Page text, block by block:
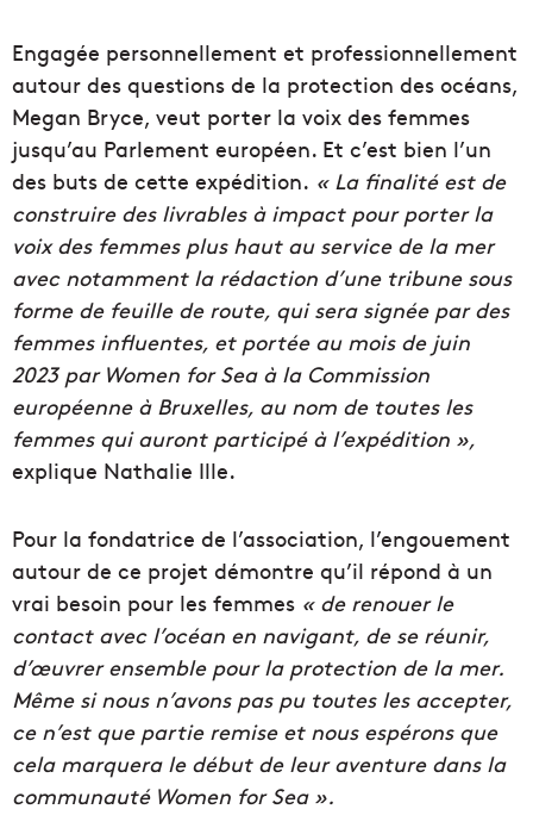
Engagée personnellement et professionnellement
autour des questions de la protection des océans,
Megan Bryce, veut porter la voix des femmes
jusqu’au Parlement européen. Et c’est bien l’un
des buts de cette expédition. « La finalité est de
construire des livrables à impact pour porter la
voix des femmes plus haut au service de la mer
avec notamment la rédaction d’une tribune sous
forme de feuille de route, qui sera signée par des
femmes influentes, et portée au mois de juin
2023 par Women for Sea à la Commission
européenne à Bruxelles, au nom de toutes les
femmes qui auront participé à l’expédition »,
explique Nathalie Ille.
Pour la fondatrice de l’association, l’engouement
autour de ce projet démontre qu’il répond à un
vrai besoin pour les femmes « de renouer le
contact avec l’océan en navigant, de se réunir,
d’œuvrer ensemble pour la protection de la mer.
Même si nous n’avons pas pu toutes les accepter,
ce n’est que partie remise et nous espérons que
cela marquera le début de leur aventure dans la
communauté Women for Sea ».